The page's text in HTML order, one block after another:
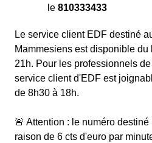
le 810333433
Le service client EDF destiné
Mammesiens est disponible
21h. Pour les professionnels
service client d'EDF est
de 8h30 à 18h.
🚨 Attention : le numéro
raison de 6 cts d'euro par